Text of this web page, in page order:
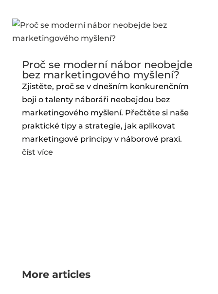
Proč se moderní nábor neobejde
bez marketingového myšlení?
Zjistěte, proč se v dnešním konkurenčním
boji o talenty náboráři neobejdou bez
marketingového myšlení. Přečtěte si naše
praktické tipy a strategie, jak aplikovat
marketingové principy v náborové praxi.
číst více
More articles